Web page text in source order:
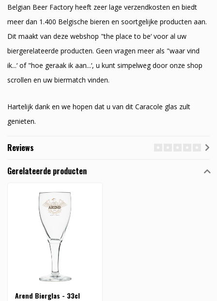
Belgian Beer Factory heeft zeer lage verzendkosten en biedt
meer dan 1.400 Belgische bieren en soortgelijke producten aan.
Dit maakt van deze webshop "the place to be‘ voor al uw
biergerelateerde producten. Geen vragen meer als "waar vind
ik...‘ of "hoe geraak ik aan...‘, u kunt simpelweg door onze shop
scrollen en uw biermatch vinden.
Hartelijk dank en we hopen dat u van dit Caracole glas zult
genieten.
Reviews
Gerelateerde producten
Arend Bierglas - 33cl